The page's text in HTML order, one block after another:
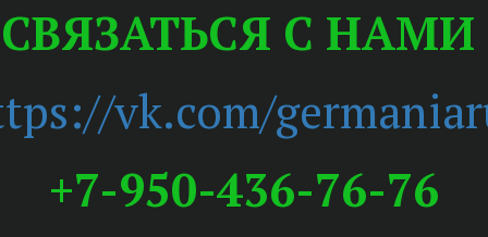
СВЯЗАТЬСЯ С НАМИ
vk.com/
+7-950-436-76-76